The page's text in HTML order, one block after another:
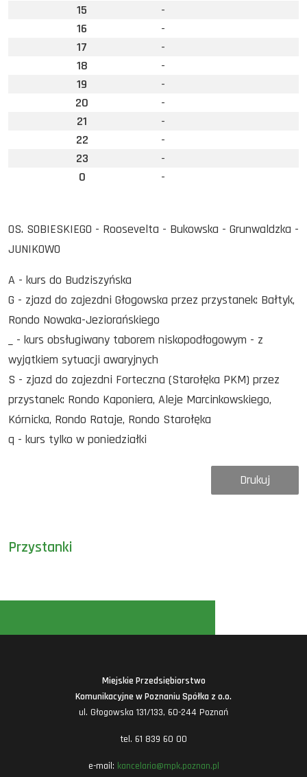
Przystanki
15
-
16
-
17
-
18
-
19
-
20
-
21
-
22
-
23
-
0
-
OS. SOBIESKIEGO - Roosevelta - Bukowska - Grunwaldzka -
JUNIKOWO
A - kurs do Budziszyńska
G - zjazd do zajezdni Głogowska przez przystanek: Bałtyk,
Rondo Nowaka-Jeziorańskiego
_ - kurs obsługiwany taborem niskopodłogowym - z
wyjątkiem sytuacji awaryjnych
S - zjazd do zajezdni Forteczna (Starołęka PKM) przez
przystanek: Rondo Kaponiera, Aleje Marcinkowskiego,
Kórnicka, Rondo Rataje, Rondo Starołęka
q - kurs tylko w poniedziałki
Drukuj
Miejskie Przedsiębiorstwo
Komunikacyjne w Poznaniu Spółka z o.o.
ul. Głogowska 131/133, 60-244 Poznań
tel. 61 839 60 00
e-mail: kancelaria@mpk.poznan.pl